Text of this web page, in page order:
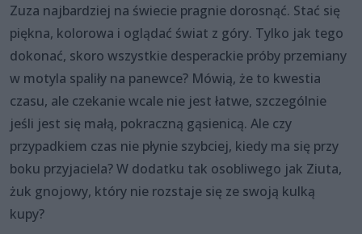
Zuza najbardziej na świecie pragnie dorosnąć. Stać się
piękna, kolorowa i oglądać świat z góry. Tylko jak tego
dokonać, skoro wszystkie desperackie próby przemiany
w motyla spaliły na panewce? Mówią, że to kwestia
czasu, ale czekanie wcale nie jest łatwe, szczególnie
jeśli jest się małą, pokraczną gąsienicą. Ale czy
przypadkiem czas nie płynie szybciej, kiedy ma się przy
boku przyjaciela? W dodatku tak osobliwego jak Ziuta,
żuk gnojowy, który nie rozstaje się ze swoją kulką
kupy?